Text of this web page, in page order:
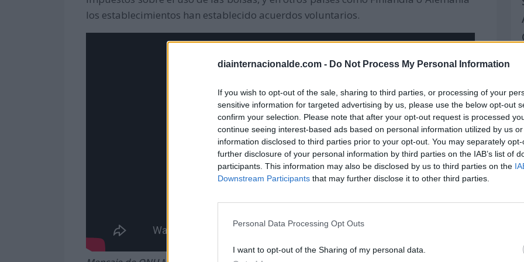
diainternacionalde.com - Do Not Process My Personal Information
If you wish to opt-out of the sale, sharing to third parties, or processing of your
sensitive information for targeted advertising by us, please use the below opt-out
confirm your selection. Please note that after your opt-out request is processed
continue seeing interest-based ads based on personal information utilized by us
information disclosed to third parties prior to your opt-out. You may separately
further disclosure of your personal information by third parties on the IAB’s list of
participants. This information may also be disclosed by us to third parties on the
Downstream Participants that may further disclose it to other third parties.
Personal Data Processing Opt Outs
I want to opt-out of the Sharing of my personal data.
los establecimientos han establecido acuerdos voluntarios.